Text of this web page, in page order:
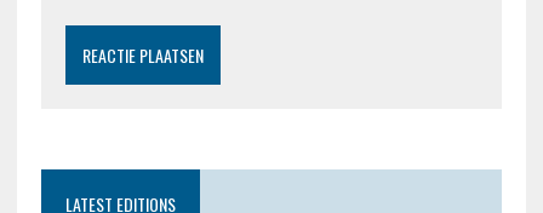
LATEST EDITIONS